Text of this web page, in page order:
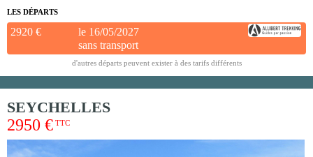
LES DÉPARTS
2920 €
le 16/05/2027
sans transport
d'autres départs peuvent exister à des tarifs différents
SEYCHELLES
2950 € TTC